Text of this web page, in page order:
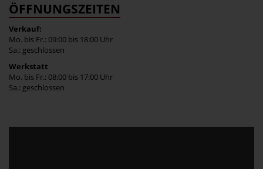
ÖFFNUNGSZEITEN
Verkauf:
Mo. bis Fr.: 09:00 bis 18:00 Uhr
Sa.: geschlossen
Werkstatt
Mo. bis Fr.: 08:00 bis 17:00 Uhr
Sa.: geschlossen